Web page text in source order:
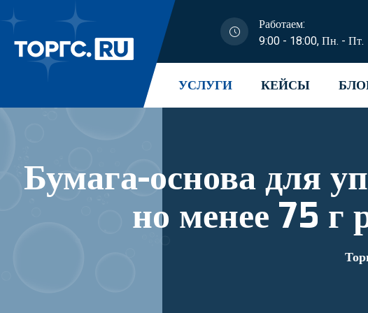
Работаем:
9:00 - 18:00, Пн. - Пт.
УСЛУГИ КЕЙСЫ
Бумага-основа для
но менее 75 г